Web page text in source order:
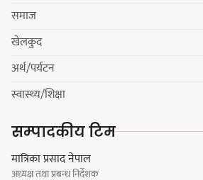
समाज
खेलकुद
अर्थ/पर्यटन
स्वास्थ्य/शिक्षा
सम्पादकीय टिम
मात्रिका प्रसाद नेपाल
अध्यक्ष तथा प्रबन्ध निर्देशक